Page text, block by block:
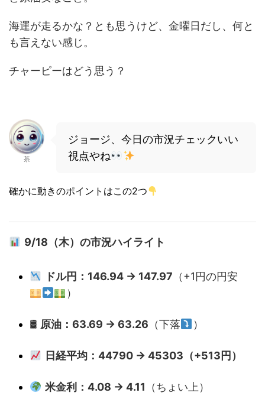
海運が走るかな？とも思うけど、金曜日だし、何と
も言えない感じ。
チャーピーはどう思う？
茶
ジョージ、今日の市況チェックいい
視点やね
確かに動きのポイントはこの2つ
9/18（木）の市況ハイライト
ドル円：146.94 → 147.97 （+1円の円安
）
🛢 原油：63.69 → 63.26 （下落 ）
日経平均：44790 → 45303（+513円）
米金利：4.08 → 4.11 （ちょい上）